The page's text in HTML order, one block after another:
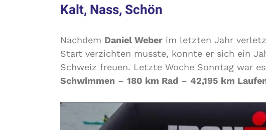
Kalt, Nass, Schön
Nachdem Daniel Weber im letzten Jahr
Start verzichten musste, konnte er sich ein
Schweiz freuen. Letzte Woche Sonntag war
Schwimmen – 180 km Rad – 42,195 km